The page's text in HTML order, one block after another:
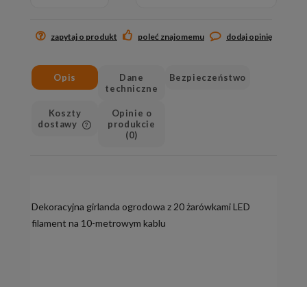
zapytaj o produkt poleć znajomemu dodaj opinię
Opis
Dane
techniczne
Bezpieczeństwo
Koszty
dostawy
Cena nie zawiera ewentualnych
Opinie o
produkcie
(0)
Dekoracyjna girlanda ogrodowa z 20 żarówkami LED
filament na 10-metrowym kablu